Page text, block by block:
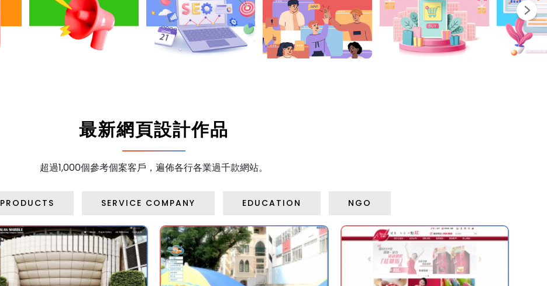
最新網頁設計作品
超過1,000個參考個案客戶，遍佈各行各業過千款網站。
PRODUCTS SERVICE COMPANY EDUCATION NGO